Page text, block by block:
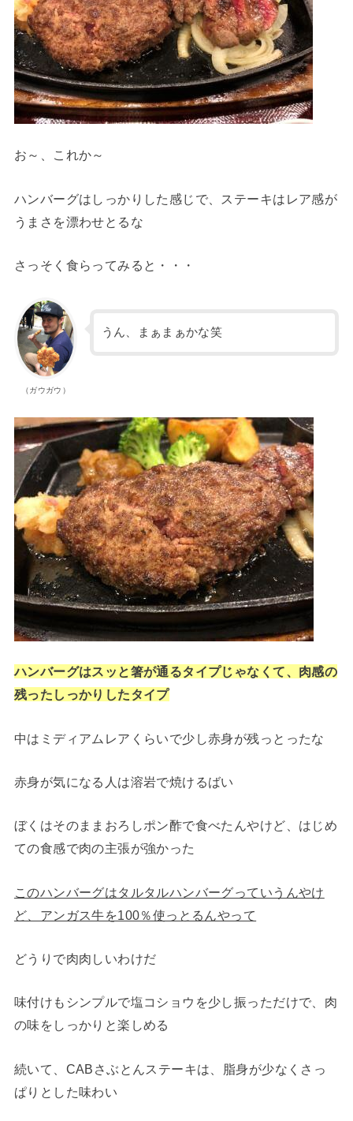
お～、これか～
ハンバーグはしっかりした感じで、ステーキはレア感が
うまさを漂わせとるな
さっそく食らってみると・・・
（ガウガウ）
うん、まぁまぁかな笑
ハンバーグはスッと箸が通るタイプじゃなくて、肉感の
残ったしっかりしたタイプ
中はミディアムレアくらいで少し赤身が残っとったな
赤身が気になる人は溶岩で焼けるばい
ぼくはそのままおろしポン酢で食べたんやけど、はじめ
ての食感で肉の主張が強かった
このハンバーグはタルタルハンバーグっていうんやけ
ど、アンガス牛を100％使っとるんやって
どうりで肉肉しいわけだ
味付けもシンプルで塩コショウを少し振っただけで、肉
の味をしっかりと楽しめる
続いて、CABさぶとんステーキは、脂身が少なくさっ
ぱりとした味わい